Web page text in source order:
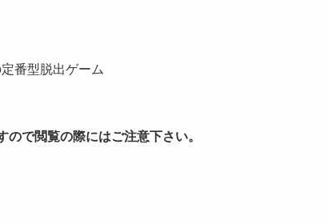
番型脱出ゲーム
ので閲覧の際にはご注意下さい。